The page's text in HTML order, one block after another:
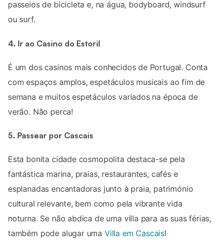
passeios de bicicleta e, na água, bodyboard, windsurf
ou surf.
4. Ir ao Casino do Estoril
É um dos casinos mais conhecidos de Portugal. Conta
com espaços amplos, espetáculos musicais ao fim de
semana e muitos espetáculos variados na época de
verão. Não perca!
5. Passear por Cascais
Esta bonita cidade cosmopolita destaca-se pela
fantástica marina, praias, restaurantes, cafés e
esplanadas encantadoras junto à praia, património
cultural relevante, bem como pela vibrante vida
noturna. Se não abdica de uma villa para as suas férias,
também pode alugar uma Villa em Cascais!